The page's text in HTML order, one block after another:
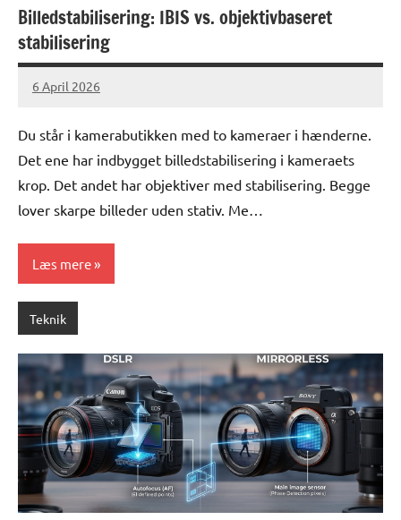
Billedstabilisering: IBIS vs. objektivbaseret
stabilisering
6 April 2026
lucas
No
Du står i kamerabutikken med to kameraer i hænderne.
Det ene har indbygget billedstabilisering i kameraets
krop. Det andet har objektiver med stabilisering. Begge
lover skarpe billeder uden stativ. Me…
Læs mere
Teknik